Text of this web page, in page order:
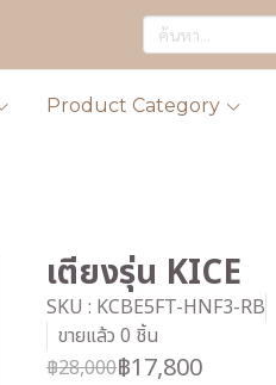
Product Category
เตียงรุ่น KICE
SKU : KCBE5FT-HNF3-RB
ขายแล้ว 0 ชิ้น
฿28,000฿17,800